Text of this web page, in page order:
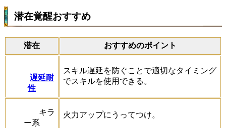
潜在覚醒おすすめ
潜在 おすすめのポイント
遅延耐
性
スキル遅延を防ぐことで適切なタイミング
でスキルを使用できる。
キラ
ー系
火力アップにうってつけ。